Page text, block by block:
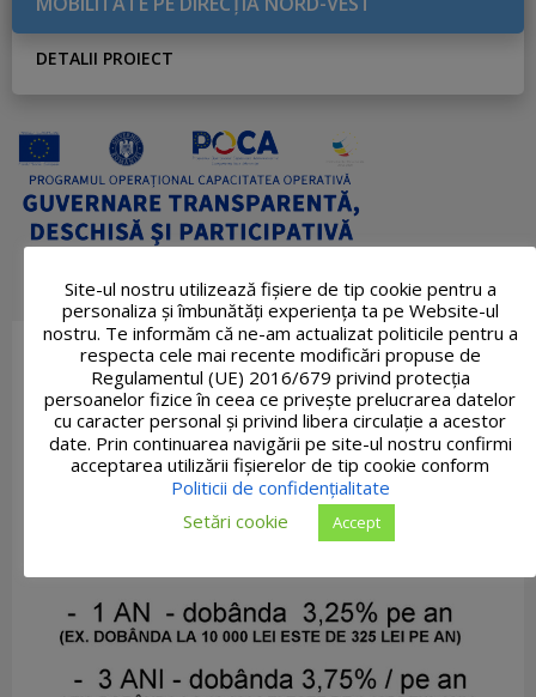
DETALII PROIECT
Site-ul nostru utilizează fişiere de tip cookie pentru a
personaliza și îmbunătăți experiența ta pe Website-ul
nostru. Te informăm că ne-am actualizat politicile pentru a
respecta cele mai recente modificări propuse de
Regulamentul (UE) 2016/679 privind protecția
persoanelor fizice în ceea ce privește prelucrarea datelor
cu caracter personal și privind libera circulație a acestor
date. Prin continuarea navigării pe site-ul nostru confirmi
acceptarea utilizării fişierelor de tip cookie conform
Politicii de confidențialitate
Setări cookie
Accept